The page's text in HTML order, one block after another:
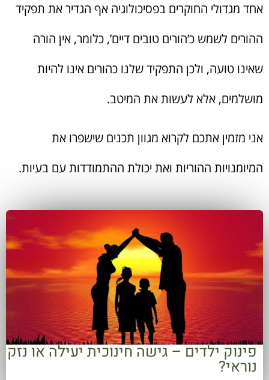
אחד מגדולי החוקרים בפסיכולוגיה אף הגדיר את תפקיד
ההורים לשמש כ’הורים טובים דיים’, כלומר, אין הורה
שאינו טועה, ולכן התפקיד שלנו כהורים אינו להיות
מושלמים, אלא לעשות את המיטב.
אני מזמין אתכם לקרוא מגוון תכנים שישפרו את
המיומנויות ההוריות ואת יכולת ההתמודדות עם בעיות.
פינוק ילדים – גישה חינוכית יעילה או נזק
נוראי?